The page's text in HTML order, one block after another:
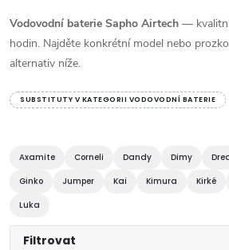
Vodovodní baterie Sapho Airtech —
hodin. Najděte konkrétní model nebo
alternativ níže.
SUBSTITUTY V KATEGORII VODOVODNÍ BATERIE
Axamite Corneli Dandy Dimy
Ginko
Jumper Kai Kimura Kirké
Luka
Filtrovat